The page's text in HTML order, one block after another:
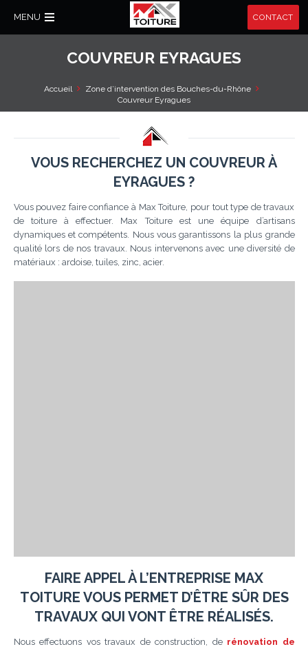
MENU CONTACT
COUVREUR EYRAGUES
Accueil
Zone d’intervention des Bouches-du-Rhône
Couvreur Eyragues
VOUS RECHERCHEZ UN COUVREUR À
EYRAGUES ?
Vous pouvez faire confiance à Max Toiture, pour tout type de travaux
de toiture à effectuer. Max Toiture est une équipe d’artisans
dynamiques et compétents. Nous vous garantissons la plus grande
qualité lors de nos travaux. Nous intervenons avec une diversité de
matériaux : ardoise, tuiles, zinc, acier.
FAIRE APPEL À L’ENTREPRISE MAX
TOITURE VOUS PERMET D’ÊTRE SÛR DES
TRAVAUX QUI VONT ÊTRE RÉALISÉS.
Nous effectuons vos travaux de construction, de rénovation de